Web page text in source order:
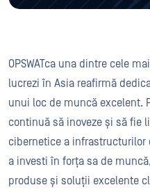
OPSWATca una dintre cele
lucrezi în Asia reafirmă
unui loc de muncă excelent.
continuă să inoveze și să fie
cibernetice a infrastructurilor
a investi în forța sa de
produse și soluții excelente